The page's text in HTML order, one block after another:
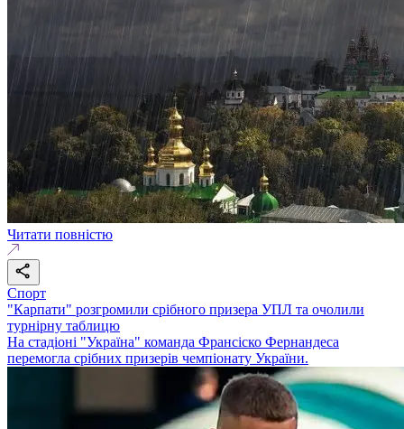
Читати повністю
Спорт
"Карпати" розгромили срібного призера УПЛ та очолили
турнірну таблицю
На стадіоні "Україна" команда Франсіско Фернандеса
перемогла срібних призерів чемпіонату України.